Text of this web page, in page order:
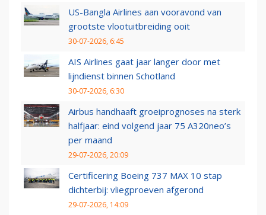
US-Bangla Airlines aan vooravond van
grootste vlootuitbreiding ooit
30-07-2026, 6:45
AIS Airlines gaat jaar langer door met
lijndienst binnen Schotland
30-07-2026, 6:30
Airbus handhaaft groeiprognoses na sterk
halfjaar: eind volgend jaar 75 A320neo’s
per maand
29-07-2026, 20:09
Certificering Boeing 737 MAX 10 stap
dichterbij: vliegproeven afgerond
29-07-2026, 14:09